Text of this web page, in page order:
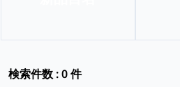
検索件数 : 0 件